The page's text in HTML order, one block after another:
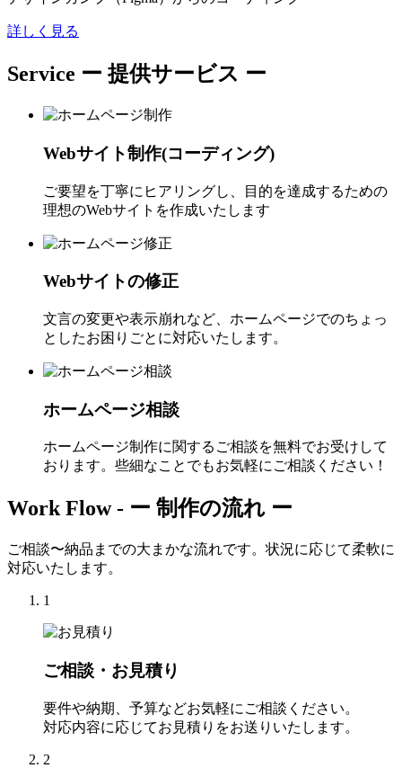
詳しく見る
Service ー 提供サービス ー
Webサイト制作(コーディング)
ご要望を丁寧にヒアリングし、目的を達成するための
理想のWebサイトを作成いたします
Webサイトの修正
文言の変更や表示崩れなど、ホームページでのちょっ
としたお困りごとに対応いたします。
ホームページ相談
ホームページ制作に関するご相談を無料でお受けして
おります。些細なことでもお気軽にご相談ください！
Work Flow - ー 制作の流れ ー
ご相談〜納品までの大まかな流れです。状況に応じて柔軟に
対応いたします。
1
ご相談・お見積り
要件や納期、予算などお気軽にご相談ください。
対応内容に応じてお見積りをお送りいたします。
2